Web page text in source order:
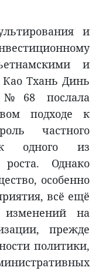
и
и
Тхань Динь
№68 послала
подходе к
частного
одного из
роста. Однако
особенно
всё ещё
изменений на
прежде
политики,